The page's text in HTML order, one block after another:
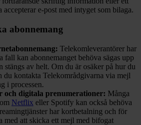
accepterar e-post med intyget som bilaga.
abonnemang
Telekomleverantörer har
fall kan abonnemanget behöva sägas upp
stängs av helt. Om du är osäker på hur du
du kontakta Telekområdgivarna via mejl
i processen.
och digitala prenumerationer: Många
Netflix eller Spotify kan också behöva
har kortbetalning och för
med att skicka ett mejl med bifogat